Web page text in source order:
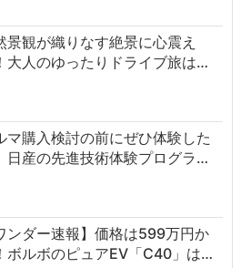
景観が織りなす絶景に心震え
大人のゆったりドライブ旅は…
マ購入検討の前にぜひ体験した
日産の先進技術体験プログラ…
ンダー速報】価格は599万円か
ボルボのピュアEV「C40」は…